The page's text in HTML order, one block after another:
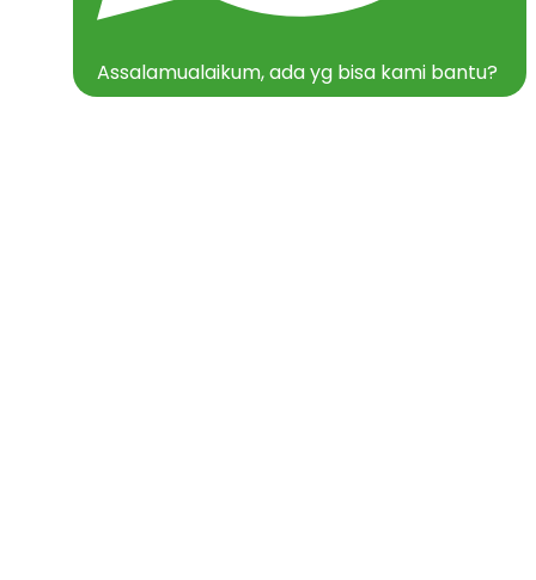
Assalamualaikum, ada yg bisa kami bantu?